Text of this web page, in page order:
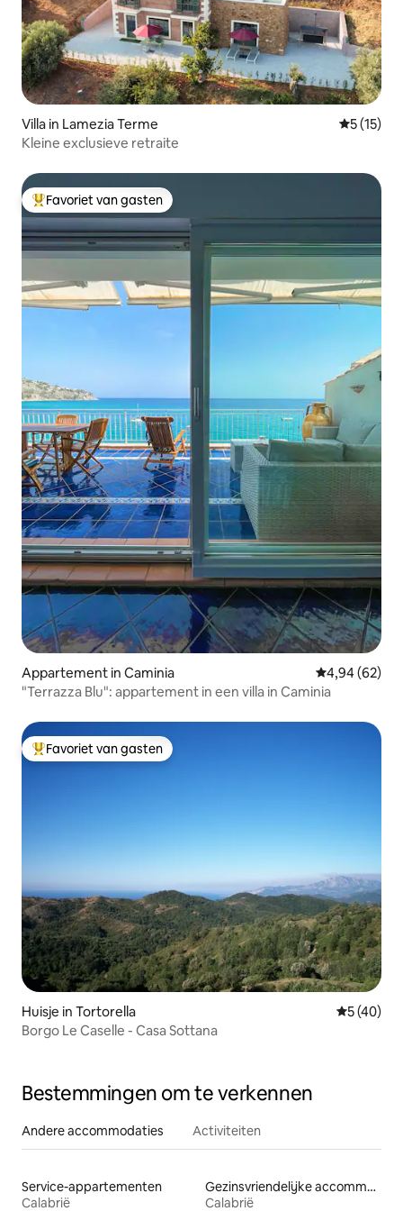
Villa in Lamezia Terme
5 (15)
Kleine exclusieve retraite
Topfavoriet van gasten
Favoriet van gasten
Appartement in Caminia Gemiddelde
4,94 (62)
"Terrazza Blu": appartement in een villa in Caminia
Topfavoriet van gasten
Favoriet van gasten
Huisje in Tortorella
5 (40)
Borgo Le Caselle - Casa Sottana
Bestemmingen om te verkennen
Andere accommodaties Activiteiten
Service-appartementen
Calabrië
Gezinsvriendelijke accommodaties
Calabrië